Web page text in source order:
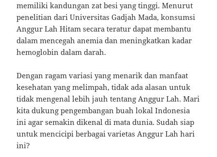
memiliki kandungan zat besi yang tinggi. Menurut
penelitian dari Universitas Gadjah Mada, konsumsi
Anggur Lah Hitam secara teratur dapat membantu
dalam mencegah anemia dan meningkatkan kadar
hemoglobin dalam darah.
Dengan ragam variasi yang menarik dan manfaat
kesehatan yang melimpah, tidak ada alasan untuk
tidak mengenal lebih jauh tentang Anggur Lah. Mari
kita dukung pengembangan buah lokal Indonesia
ini agar semakin dikenal di mata dunia. Sudah siap
untuk mencicipi berbagai varietas Anggur Lah hari
ini?